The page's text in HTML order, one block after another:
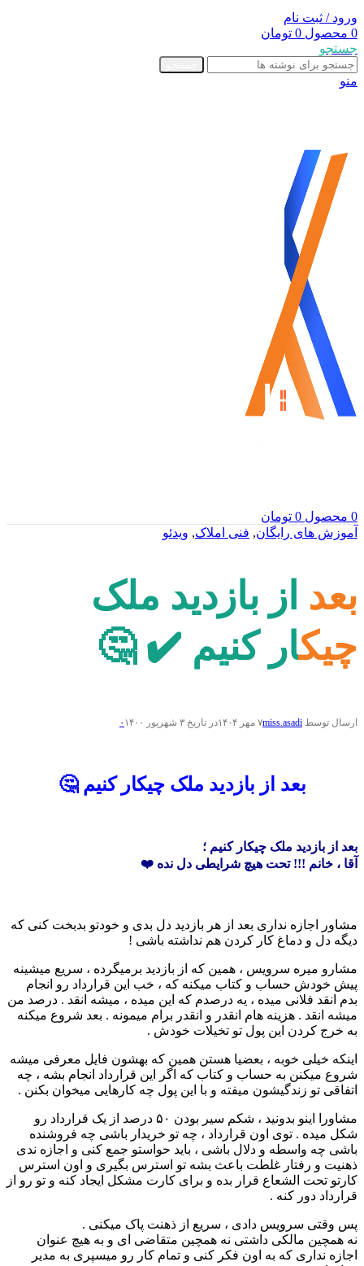
ورود / ثبت نام
0 محصول 0 تومان
جستجو
منو
0 محصول 0 تومان
آموزش های رایگان, فنی املاک, ویدئو
بعد از بازدید ملک
چیکار کنیم ✔️ 🤔
ارسال توسط miss.asadi۷ مهر ۱۴۰۴ در تاریخ ۳ شهریور ۱۴۰۰ ۰
بعد از بازدید ملک چیکار کنیم 🤔
بعد از بازدید ملک چیکار کنیم ؛
آقا ، خانم !!! تحت هیچ شرایطی دل نده ❤️
مشاور اجازه نداری بعد از هر بازدید دل بدی و خودتو بدبخت کنی که
دیگه دل و دماغ کار کردن هم نداشته باشی !
مشارو میره سرویس ، همین که از بازدید برمیگرده ، سریع میشینه
پیش خودش حساب و کتاب میکنه که ، خب این قرارداد رو انجام
بدم انقد فلانی میده ، یه درصدم که این میده ، میشه انقد . درصد من
میشه انقد . هزینه هام انقدر و انقدر برام میمونه . بعد شروع میکنه
به خرج کردن این پول تو تخیلات خودش .
اینکه خیلی خوبه ، بعضیا هستن همین که بهشون فایل معرفی میشه
شروع میکنن به حساب و کتاب که اگر این قرارداد انجام بشه ، چه
اتفاقی تو زندگیشون میفته و با این پول چه کارهایی میخوان بکنن .
مشاورا اینو بدونید ، شکم سیر بودن ۵۰ درصد از یک قرارداد رو
شکل میده . توی اون قرارداد ، چه تو خریدار باشی چه فروشنده
باشی چه واسطه و دلال باشی ، باید حواستو جمع کنی و اجازه ندی
ذهنیت و رفتار غلطت باعث بشه تو استرس بگیری و اون استرس
کارتو تحت الشعاع قرار بده و برای کارت مشکل ایجاد کنه و تو رو از
قرارداد دور کنه .
پس وقتی سرویس دادی ، سریع از ذهنت پاک میکنی .
نه همچین مالکی داشتی نه همچین متقاضی ای و به هیچ عنوان
اجازه نداری که به اون فکر کنی و تمام کار رو میسپری به مدیر